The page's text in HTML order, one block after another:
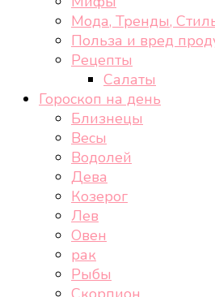
Мода, Тренды,
Польза и вред
Рецепты
Салаты
Гороскоп на день
Близнецы
Весы
Водолей
Дева
Козерог
Лев
Овен
рак
Рыбы